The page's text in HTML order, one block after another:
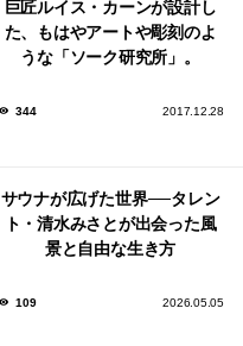
巨匠ルイス・カーンが設計し
た、もはやアートや彫刻のよ
うな「ソーク研究所」。
344 2017.12.28
サウナが広げた世界──タレン
ト・清水みさとが出会った風
景と自由な生き方
109 2026.05.05